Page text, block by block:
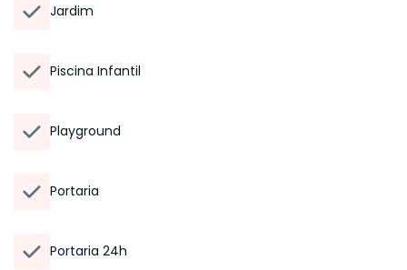
Jardim
Piscina Infantil
Playground
Portaria
Portaria 24h